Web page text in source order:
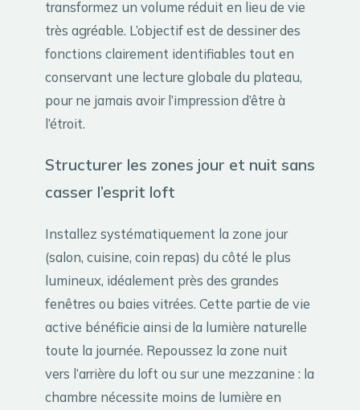
transformez un volume réduit en lieu de vie
très agréable. L’objectif est de dessiner des
fonctions clairement identifiables tout en
conservant une lecture globale du plateau,
pour ne jamais avoir l’impression d’être à
l’étroit.
Structurer les zones jour et nuit sans
casser l’esprit loft
Installez systématiquement la zone jour
(salon, cuisine, coin repas) du côté le plus
lumineux, idéalement près des grandes
fenêtres ou baies vitrées. Cette partie de vie
active bénéficie ainsi de la lumière naturelle
toute la journée. Repoussez la zone nuit
vers l’arrière du loft ou sur une mezzanine : la
chambre nécessite moins de lumière en